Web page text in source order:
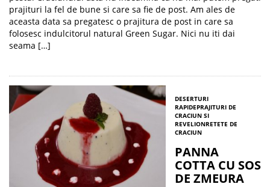
prajituri la fel de bune si care sa fie de post. Am ales de
aceasta data sa pregatesc o prajitura de post in care sa
folosesc indulcitorul natural Green Sugar. Nici nu iti dai
seama […]
DESERTURI
RAPIDEPRAJITURI DE
CRACIUN SI
REVELIONRETETE DE
CRACIUN
PANNA
COTTA CU SOS
DE ZMEURA